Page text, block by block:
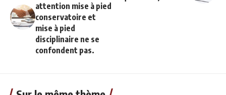
attention mise à pied
conservatoire et
mise à pied
disciplinaire ne se
confondent pas.